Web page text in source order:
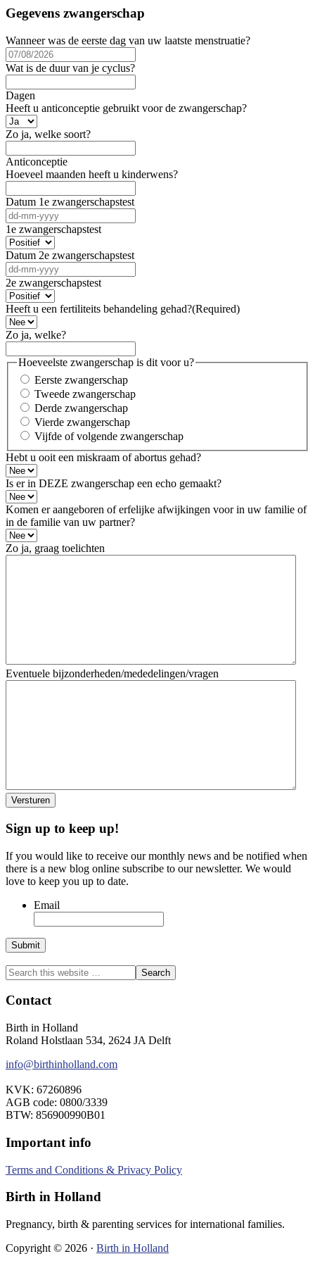
Gegevens zwangerschap
Wanneer was de eerste dag van uw laatste menstruatie?
slash
MM
slash
YYYY
Wat is de duur van je cyclus?
Dagen
Heeft u anticonceptie gebruikt voor de zwangerschap?
Zo ja, welke soort?
Anticonceptie
Hoeveel maanden heeft u kinderwens?
Datum 1e zwangerschapstest
dash
YYYY
1e zwangerschapstest
Datum 2e zwangerschapstest
dash
dash
YYYY
2e zwangerschapstest
Heeft u een fertiliteits behandeling gehad?(Required)
Zo ja, welke?
Hoeveelste zwangerschap is dit voor u?
Eerste zwangerschap
Tweede zwangerschap
Derde zwangerschap
Vierde zwangerschap
Vijfde of volgende zwangerschap
Hebt u ooit een miskraam of abortus gehad?
Is er in DEZE zwangerschap een echo gemaakt?
Komen er aangeboren of erfelijke afwijkingen voor in uw familie of
in de familie van uw partner?
Zo ja, graag toelichten
Eventuele bijzonderheden/mededelingen/vragen
Interactions
Primary
Sidebar
Sign up to keep up!
If you would like to receive our monthly news and be notified when
there is a new blog online subscribe to our newsletter. We would
love to keep you up to date.
Email
Search
this
website
Footer
Contact
Birth in Holland
Roland Holstlaan 534, 2624 JA Delft
info@birthinholland.com
KVK: 67260896
AGB code: 0800/3339
BTW: 856900990B01
Important info
Terms and Conditions & Privacy Policy
Birth in Holland
Pregnancy, birth & parenting services for international families.
Copyright © 2026 · Birth in Holland